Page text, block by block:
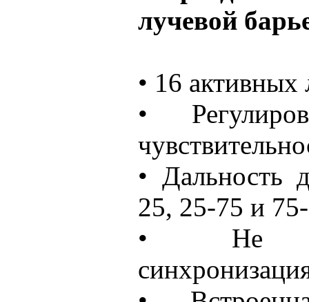
лучевой
• 16 активных
•
• Дальность
25, 25-75 и
• Не